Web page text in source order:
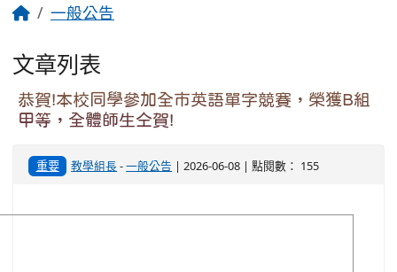
回首頁
一般公告
文章列表
恭賀!本校同學參加全市英語單字競賽，榮獲B組
甲等，全體師生仝賀!
重要 教學組長-一般公告 | 2026-06-08 | 點閱數： 155